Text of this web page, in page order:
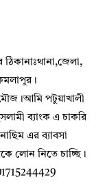
পটুয়াখালী
ব্যাংক এ চাকরি
এর ব্যাবসা
লোন নিতে চাচ্ছি।